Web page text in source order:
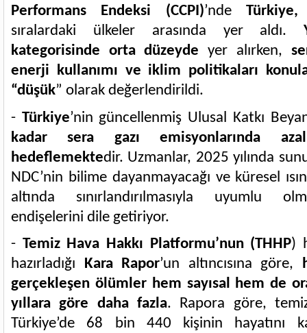
Performans Endeksi (CCPI)’nde
sıralardaki ülkeler arasında yer aldı.
kategorisinde orta düzeydeyer alırken,
enerji kullanımı ve iklim politikaları
“düşük” olarak değerlendirildi.
- Türkiye’nin güncellenmiş Ulusal Katkı
kadar sera gazı emisyonlarında
hedeflemektedir. Uzmanlar, 2025 yılında
NDC’nin bilime dayanmayacağı ve küresel
altında sınırlandırılmasıyla uyumlu
endişelerini dile getiriyor.
- Temiz Hava Hakkı Platformu’nun (THHP)
hazırladığı Kara Rapor’un altıncısına göre,
gerçekleşen ölümler hem sayısal hem de
yıllara göre daha fazla. Rapora göre,
Türkiye’de 68 bin 440 kişinin hayatını